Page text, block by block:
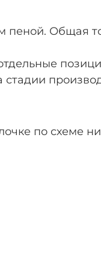
пеной. Общая
по схеме